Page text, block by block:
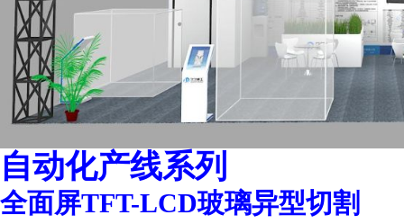
自动化产线系列
全面屏TFT-LCD玻璃异型切割